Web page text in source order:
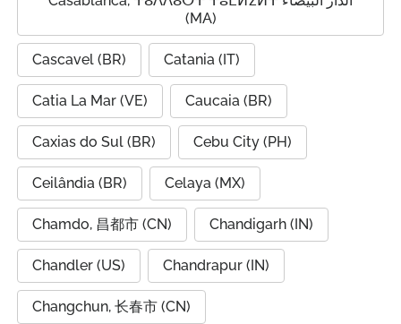
(MA)
Cascavel (BR) Catania (IT)
Catia La Mar (VE) Caucaia (BR)
Caxias do Sul (BR) Cebu City (PH)
Ceilândia (BR) Celaya (MX)
Chamdo, 昌都市 (CN) Chandigarh (IN)
Chandler (US) Chandrapur (IN)
Changchun, 长春市 (CN)